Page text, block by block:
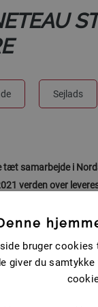
Sejlads
samarbejde i
verden over
bruger
giver du